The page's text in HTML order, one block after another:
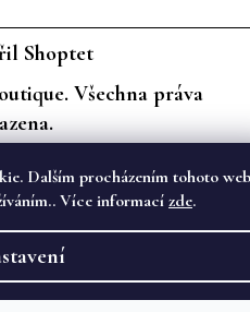
Dalším procházením tohoto
Více informací zde.
Shoptet
. Všechna práva